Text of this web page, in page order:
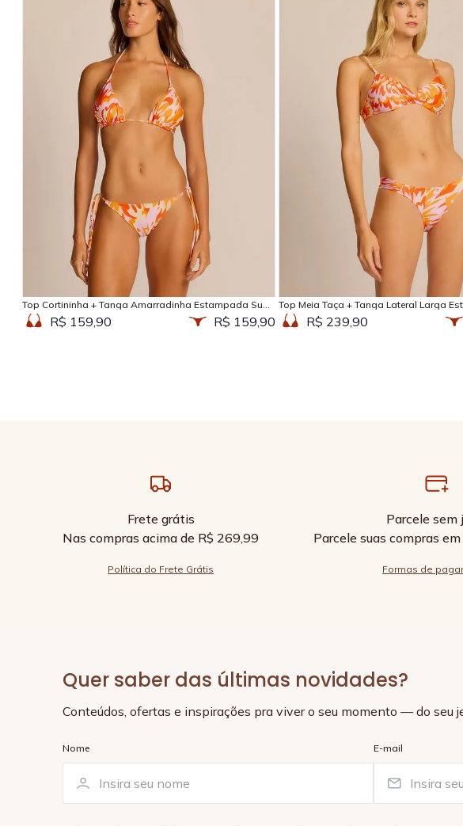
Adicionar na sacola
Top Cortininha + Tanga Amarradinha Estampada Sun
Kissed R$ 159,90 R$ 159,90
Adicionar na sacola
Top Meia Taça + Tanga Lateral Larga
Kissed R$ 239,90
Frete grátis
Nas compras acima de R$ 269,99
Política do Frete Grátis
Parcele sem
Parcele suas compras
Formas de
Quer saber das últimas novidades?
Conteúdos, ofertas e inspirações pra viver o seu momento — do seu
Nome E-mail